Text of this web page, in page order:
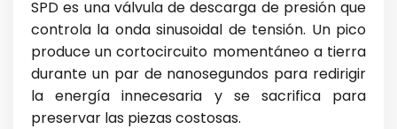
SPD es una válvula de descarga de presión que
controla la onda sinusoidal de tensión. Un pico
produce un cortocircuito momentáneo a tierra
durante un par de nanosegundos para redirigir
la energía innecesaria y se sacrifica para
preservar las piezas costosas.